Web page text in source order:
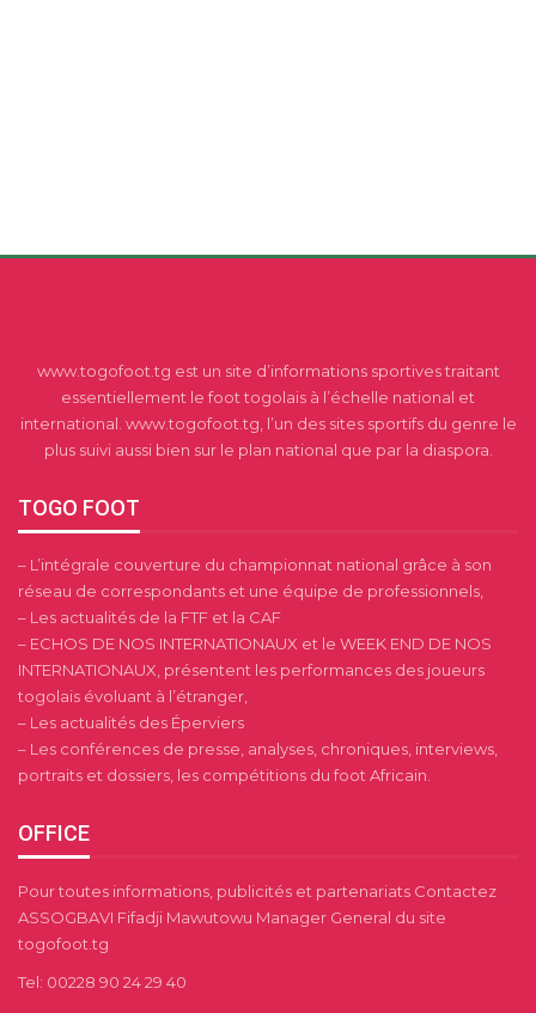
www.togofoot.tg est un site d’informations sportives traitant
essentiellement le foot togolais à l’échelle national et
international. www.togofoot.tg, l’un des sites sportifs du genre le
plus suivi aussi bien sur le plan national que par la diaspora.
TOGO FOOT
– L’intégrale couverture du championnat national grâce à son
réseau de correspondants et une équipe de professionnels,
– Les actualités de la FTF et la CAF
– ECHOS DE NOS INTERNATIONAUX et le WEEK END DE NOS
INTERNATIONAUX, présentent les performances des joueurs
togolais évoluant à l’étranger,
– Les actualités des Éperviers
– Les conférences de presse, analyses, chroniques, interviews,
portraits et dossiers, les compétitions du foot Africain.
OFFICE
Pour toutes informations, publicités et partenariats Contactez
ASSOGBAVI Fifadji Mawutowu Manager General du site
togofoot.tg
Tel: 00228 90 24 29 40